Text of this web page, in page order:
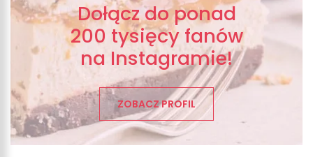
Dołącz do ponad
200 tysięcy fanów
na Instagramie!
ZOBACZ PROFIL